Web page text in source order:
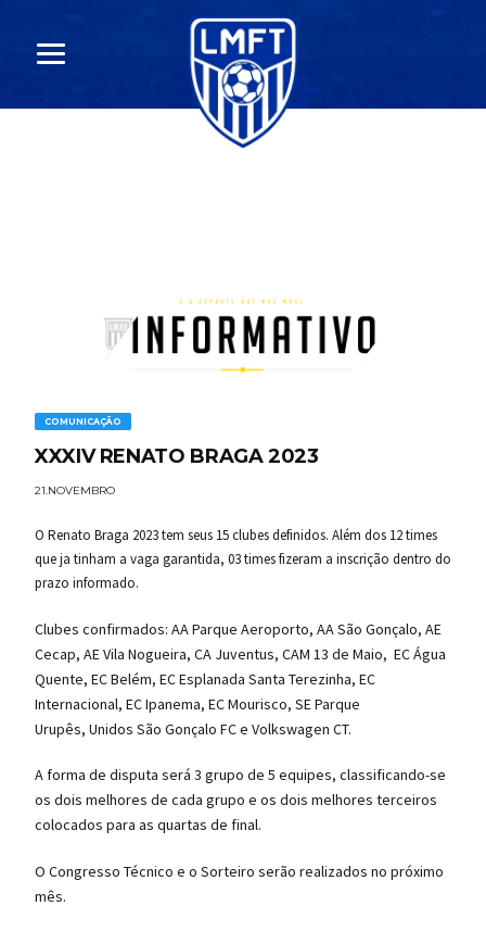
COMUNICAÇÃO
XXXIV RENATO BRAGA 2023
21.NOVEMBRO
O Renato Braga 2023 tem seus 15 clubes definidos. Além dos 12 times
que ja tinham a vaga garantida, 03 times fizeram a inscrição dentro do
prazo informado.
Clubes confirmados: AA Parque Aeroporto, AA São Gonçalo, AE
Cecap, AE Vila Nogueira, CA Juventus, CAM 13 de Maio, EC Água
Quente, EC Belém, EC Esplanada Santa Terezinha, EC
Internacional, EC Ipanema, EC Mourisco, SE Parque
Urupês, Unidos São Gonçalo FC e Volkswagen CT.
A forma de disputa será 3 grupo de 5 equipes, classificando-se
os dois melhores de cada grupo e os dois melhores terceiros
colocados para as quartas de final.
O Congresso Técnico e o Sorteiro serão realizados no próximo
mês.